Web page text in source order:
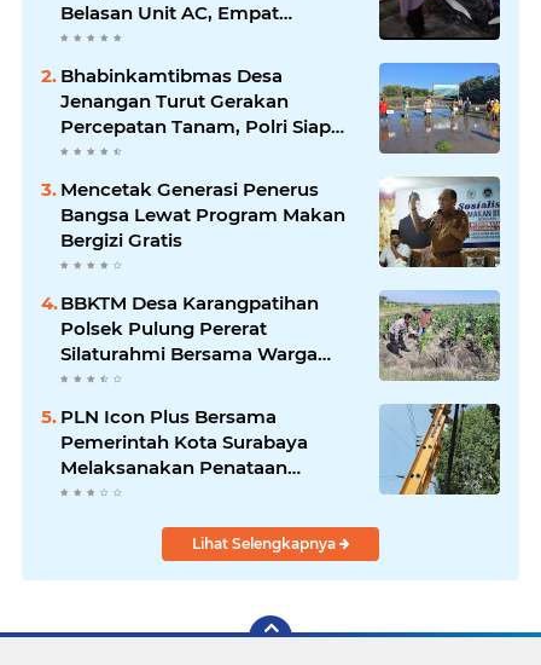
Belasan Unit AC, Empat
Tersangka Diamankan
Bhabinkamtibmas Desa
Jenangan Turut Gerakan
Percepatan Tanam, Polri Siap
Kawal Swasembada Pangan
Kabupaten Ponorogo
Mencetak Generasi Penerus
Bangsa Lewat Program Makan
Bergizi Gratis
BBKTM Desa Karangpatihan
Polsek Pulung Pererat
Silaturahmi Bersama Warga
Wujudkan Kamtibmas yang
PLN Icon Plus Bersama
Pemerintah Kota Surabaya
Melaksanakan Penataan
Jaringan Di Area Kota Lama
Lihat Selengkapnya